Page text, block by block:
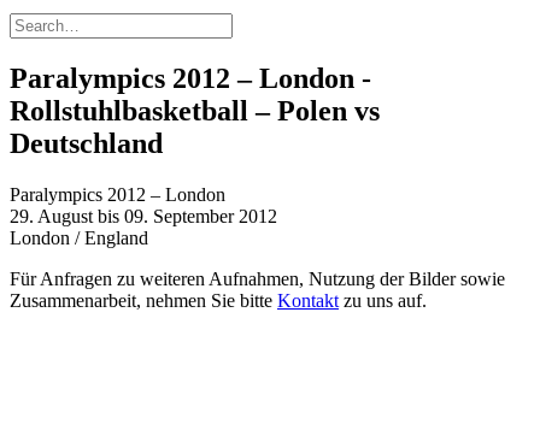
Paralympics 2012 – London -
Rollstuhlbasketball – Polen vs
Deutschland
Paralympics 2012 – London
29. August bis 09. September 2012
London / England
Für Anfragen zu weiteren Aufnahmen, Nutzung der Bilder sowie
Zusammenarbeit, nehmen Sie bitte Kontakt zu uns auf.